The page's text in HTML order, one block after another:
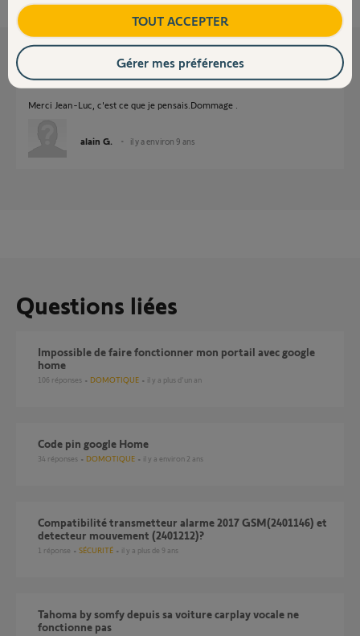
100%des internautes ont trouvé cette réponse utile
Les autres réponses
Merci Jean-Luc, c'est ce que je pensais.Dommage .
alain G. il y a environ 9 ans
Questions liées
Impossible de faire fonctionner mon portail avec google
home
106 réponses DOMOTIQUE il y a plus d'un an
Code pin google Home
34 réponses DOMOTIQUE il y a environ 2 ans
compatibilité transmetteur alarme 2017 GSM(2401146) et
detecteur mouvement (2401212)?
1 réponse SÉCURITÉ il y a plus de 9 ans
tahoma by somfy depuis sa voiture carplay vocale ne
fonctionne pas
TOUT ACCEPTER
Gérer mes préférences